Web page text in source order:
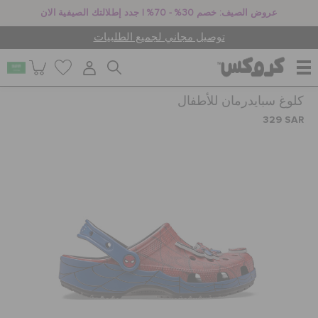
عروض الصيف: خصم 30% - 70% | جدد إطلالتك الصيفية الان
توصيل مجاني لجميع الطلبيات
للنساء
جيبيتز تشارمز
كلوغ سبايدرمان للأطفال
329 SAR